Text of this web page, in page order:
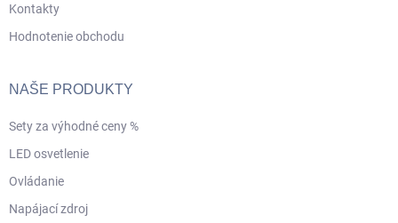
Kontakty
Hodnotenie obchodu
NAŠE PRODUKTY
Sety za výhodné ceny %
LED osvetlenie
Ovládanie
Napájací zdroj